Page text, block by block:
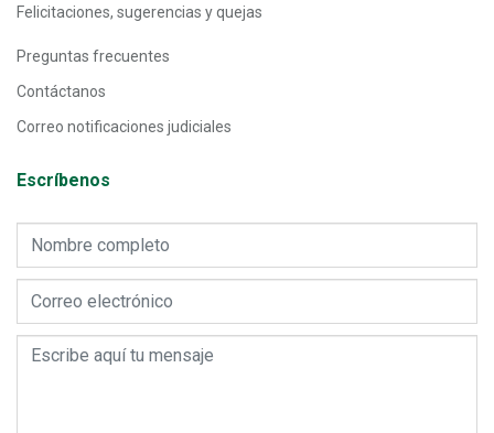
Felicitaciones, sugerencias y quejas
Preguntas frecuentes
Contáctanos
Correo notificaciones judiciales
Escríbenos